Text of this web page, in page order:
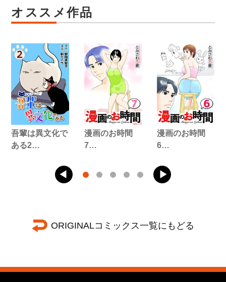
オススメ作品
吾輩は異文化で
ある2…
漫画のお時間
7…
漫画のお時間
6…
ORIGINALコミックス一覧にもどる